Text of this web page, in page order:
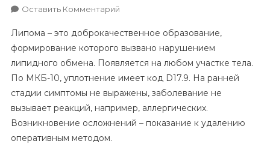
Оставить КомментарийК
И
Особенности
Локализации
Липомы
На
Голове
Липома – это доброкачественное образование,
формирование которого вызвано нарушением
липидного обмена. Появляется на любом участке тела.
По МКБ-10, уплотнение имеет код D17.9. На ранней
стадии симптомы не выражены, заболевание не
вызывает реакций, например, аллергических.
Возникновение осложнений – показание к удалению
оперативным методом.